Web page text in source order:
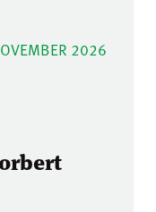
2026